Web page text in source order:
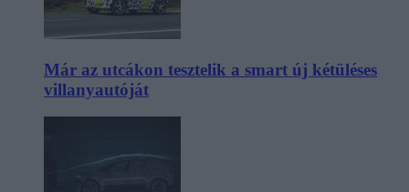
Már az utcákon tesztelik a smart új kétüléses
villanyautóját